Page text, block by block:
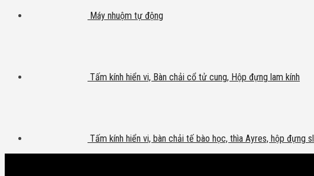
Máy nhuộm tự động
Tấm kính hiển vi, Bàn chải cổ tử cung, Hộp đựng lam kính
Tấm kính hiển vi, bàn chải tế bào học, thìa Ayres, hộp đựng